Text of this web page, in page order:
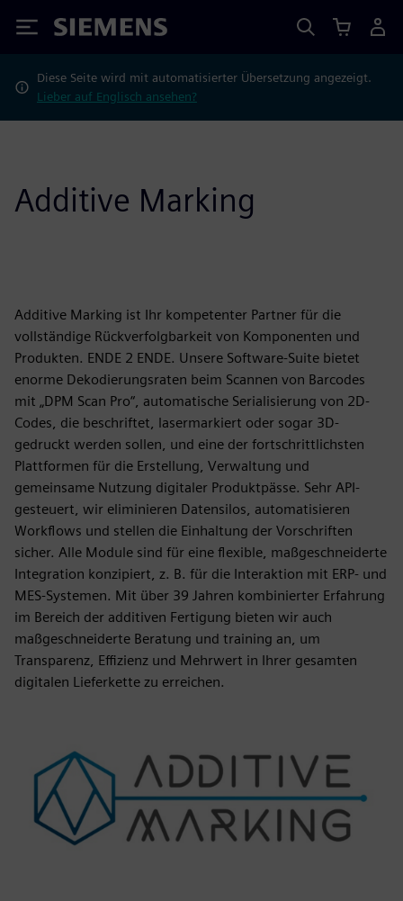
Siemens
Diese Seite wird mit automatisierter Übersetzung angezeigt.
Lieber auf Englisch ansehen?
Additive Marking
Additive Marking ist Ihr kompetenter Partner für die
vollständige Rückverfolgbarkeit von Komponenten und
Produkten. ENDE 2 ENDE. Unsere Software-Suite bietet
enorme Dekodierungsraten beim Scannen von Barcodes
mit „DPM Scan Pro“, automatische Serialisierung von 2D-
Codes, die beschriftet, lasermarkiert oder sogar 3D-
gedruckt werden sollen, und eine der fortschrittlichsten
Plattformen für die Erstellung, Verwaltung und
gemeinsame Nutzung digitaler Produktpässe. Sehr API-
gesteuert, wir eliminieren Datensilos, automatisieren
Workflows und stellen die Einhaltung der Vorschriften
sicher. Alle Module sind für eine flexible, maßgeschneiderte
Integration konzipiert, z. B. für die Interaktion mit ERP- und
MES-Systemen. Mit über 39 Jahren kombinierter Erfahrung
im Bereich der additiven Fertigung bieten wir auch
maßgeschneiderte Beratung und training an, um
Transparenz, Effizienz und Mehrwert in Ihrer gesamten
digitalen Lieferkette zu erreichen.